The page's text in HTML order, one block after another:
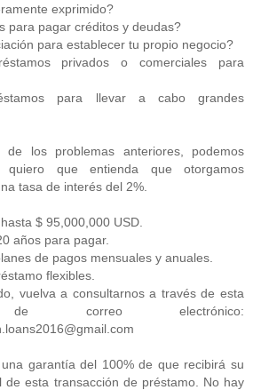
exprimido?
para pagar créditos y deudas?
para establecer tu propio negocio?
privados o comerciales para
para llevar a cabo grandes
de los problemas anteriores, podemos
quiero que entienda que otorgamos
tasa de interés del 2%.
$ 95,000,000 USD.
años para pagar.
de pagos mensuales y anuales.
flexibles.
vuelva a consultarnos a través de esta
de correo electrónico:
garantía del 100% de que recibirá su
de esta transacción de préstamo. No hay